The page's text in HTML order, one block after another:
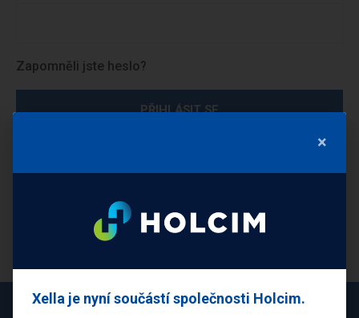
Zapomněli jste heslo?
PŘIHLÁSIT SE
×
Xella je nyní součástí společnosti Holcim.